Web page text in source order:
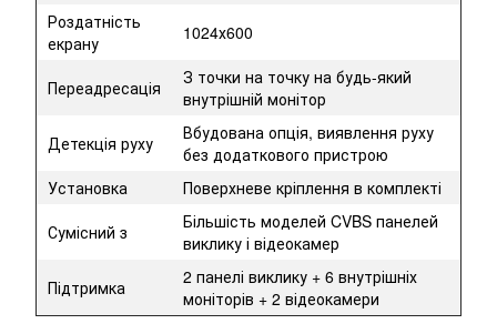
Роздатність
екрану
1024х600
Переадресація
З точки на точку на будь-який
внутрішній монітор
Детекція руху
Вбудована опція, виявлення руху
без додаткового пристрою
Установка
Поверхневе кріплення в комплекті
Сумісний з
Більшість моделей CVBS панелей
виклику і відеокамер
Підтримка
2 панелі виклику + 6 внутрішніх
моніторів + 2 відеокамери